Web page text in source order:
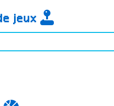
jeux